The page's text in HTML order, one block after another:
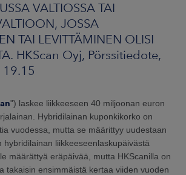
VALTIOSSA TAI
JOSSA
TAI LEVITTÄMINEN OLISI
HKScan Oyj, Pörssitiedote,
") laskee liikkeeseen 40 miljoonan euron
Hybridilainan kuponkikorko on
vuodessa, mutta se määrittyy uudestaan
hybridilainan liikkeeseenlaskupäivästä
määrättyä eräpäivää, mutta HKScanilla on
takaisin ensimmäistä kertaa viiden vuoden